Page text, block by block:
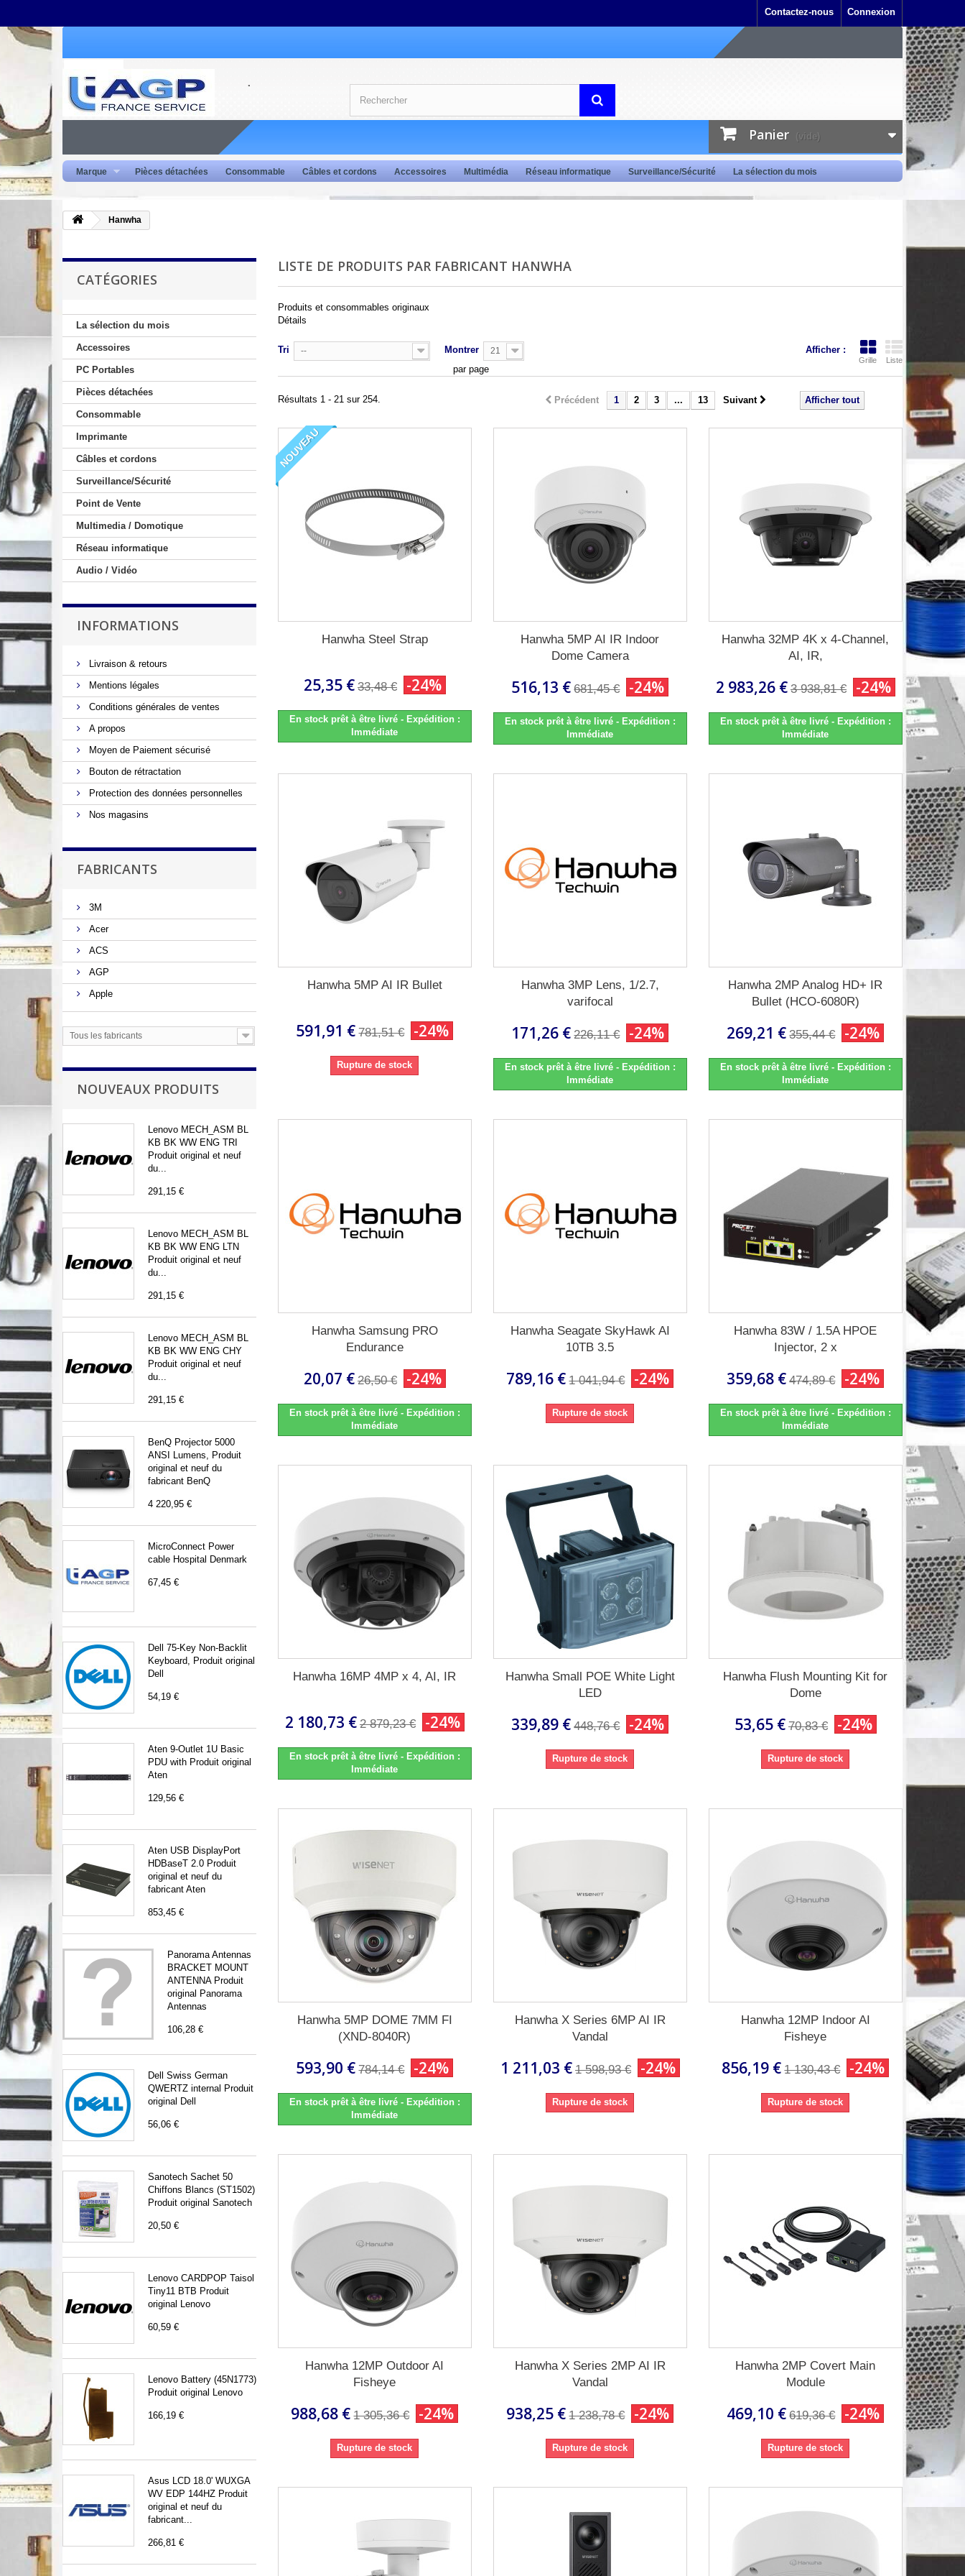
Connexion
Contactez-nous
Panier (vide)
Marque Pièces détachées Consommable Câbles et cordons Accessoires Multimédia Réseau informatique Surveillance/Sécurité La sélection du mois
Hanwha
CATÉGORIES
La sélection du mois
Accessoires
PC Portables
Pièces détachées
Consommable
Imprimante
Câbles et cordons
Surveillance/Sécurité
Point de Vente
Multimedia / Domotique
Réseau informatique
Audio / Vidéo
INFORMATIONS
Livraison & retours
Mentions légales
Conditions générales de ventes
A propos
Moyen de Paiement sécurisé
Bouton de rétractation
Protection des données personnelles
Nos magasins
FABRICANTS
3M
Acer
ACS
AGP
Apple
Tous les fabricants
NOUVEAUX PRODUITS
Lenovo MECH_ASM BL
KB BK WW ENG TRI
Produit original et neuf
du...
291,15 €
Lenovo MECH_ASM BL
KB BK WW ENG LTN
Produit original et neuf
du...
291,15 €
Lenovo MECH_ASM BL
KB BK WW ENG CHY
Produit original et neuf
du...
291,15 €
BenQ Projector 5000
ANSI Lumens, Produit
original et neuf du
fabricant BenQ
4 220,95 €
MicroConnect Power
cable Hospital Denmark
67,45 €
Dell 75-Key Non-Backlit
Keyboard, Produit original
Dell
54,19 €
Aten 9-Outlet 1U Basic
PDU with Produit original
Aten
129,56 €
Aten USB DisplayPort
HDBaseT 2.0 Produit
original et neuf du
fabricant Aten
853,45 €
Panorama Antennas
BRACKET MOUNT
ANTENNA Produit
original Panorama
Antennas
106,28 €
Dell Swiss German
QWERTZ internal Produit
original Dell
56,06 €
Sanotech Sachet 50
Chiffons Blancs (ST1502)
Produit original Sanotech
20,50 €
Lenovo CARDPOP Taisol
Tiny11 BTB Produit
original Lenovo
60,59 €
Lenovo Battery (45N1773)
Produit original Lenovo
166,19 €
Asus LCD 18.0' WUXGA
WV EDP 144HZ Produit
original et neuf du
fabricant...
266,81 €
LISTE DE PRODUITS PAR FABRICANT HANWHA
Produits et consommables originaux
Détails
Afficher :
Grille Liste
Tri -- Montrer 21
par page
Afficher tout
Précédent 1 2 3 ... 13 Suivant
Résultats 1 - 21 sur 254.
NOUVEAU
Hanwha Steel Strap
25,35 € 33,48 € -24%
En stock prêt à être livré - Expédition :
Immédiate
Hanwha 5MP AI IR Indoor
Dome Camera
516,13 € 681,45 € -24%
En stock prêt à être livré - Expédition :
Immédiate
Hanwha 32MP 4K x 4-Channel,
AI, IR,
2 983,26 € 3 938,81 € -24%
En stock prêt à être livré - Expédition :
Immédiate
Hanwha 5MP AI IR Bullet
591,91 € 781,51 € -24%
Rupture de stock
Hanwha 3MP Lens, 1/2.7,
varifocal
171,26 € 226,11 € -24%
En stock prêt à être livré - Expédition :
Immédiate
Hanwha 2MP Analog HD+ IR
Bullet (HCO-6080R)
269,21 € 355,44 € -24%
En stock prêt à être livré - Expédition :
Immédiate
Hanwha Samsung PRO
Endurance
20,07 € 26,50 € -24%
En stock prêt à être livré - Expédition :
Immédiate
Hanwha Seagate SkyHawk AI
10TB 3.5
789,16 € 1 041,94 € -24%
Rupture de stock
Hanwha 83W / 1.5A HPOE
Injector, 2 x
359,68 € 474,89 € -24%
En stock prêt à être livré - Expédition :
Immédiate
Hanwha 16MP 4MP x 4, AI, IR
2 180,73 € 2 879,23 € -24%
En stock prêt à être livré - Expédition :
Immédiate
Hanwha Small POE White Light
LED
339,89 € 448,76 € -24%
Rupture de stock
Hanwha Flush Mounting Kit for
Dome
53,65 € 70,83 € -24%
Rupture de stock
Hanwha 5MP DOME 7MM FI
(XND-8040R)
593,90 € 784,14 € -24%
En stock prêt à être livré - Expédition :
Immédiate
Hanwha X Series 6MP AI IR
Vandal
1 211,03 € 1 598,93 € -24%
Rupture de stock
Hanwha 12MP Indoor AI
Fisheye
856,19 € 1 130,43 € -24%
Rupture de stock
Hanwha 12MP Outdoor AI
Fisheye
988,68 € 1 305,36 € -24%
Rupture de stock
Hanwha X Series 2MP AI IR
Vandal
938,25 € 1 238,78 € -24%
Rupture de stock
Hanwha 2MP Covert Main
Module
469,10 € 619,36 € -24%
Rupture de stock